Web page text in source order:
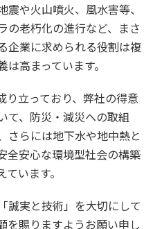
や火山噴火、風水害等、
の老朽化の進行など、まさ
企業に求められる役割は複
高まっています。
り立っており、弊社の得意
て、防災・減災への取組
さらには地下水や地中熱と
全安心な環境型社会の構築
います。
誠実と技術」を大切にして
を賜りますようお願い申し